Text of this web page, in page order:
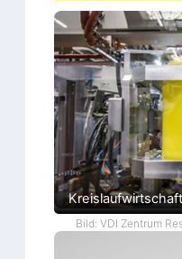
Bild: VDI Zentrum